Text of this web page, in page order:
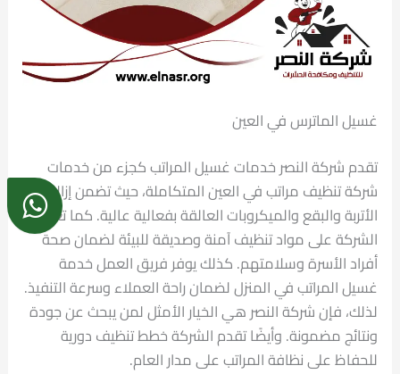
غسيل الماترس في العين
تقدم شركة النصر خدمات غسيل المراتب كجزء من خدمات
شركة تنظيف مراتب في العين المتكاملة، حيث تضمن إزالة
الأتربة والبقع والميكروبات العالقة بفعالية عالية. كما تعتمد
الشركة على مواد تنظيف آمنة وصديقة للبيئة لضمان صحة
أفراد الأسرة وسلامتهم. كذلك يوفر فريق العمل خدمة
غسيل المراتب في المنزل لضمان راحة العملاء وسرعة التنفيذ.
لذلك، فإن شركة النصر هي الخيار الأمثل لمن يبحث عن جودة
ونتائج مضمونة. وأيضًا تقدم الشركة خطط تنظيف دورية
للحفاظ على نظافة المراتب على مدار العام.